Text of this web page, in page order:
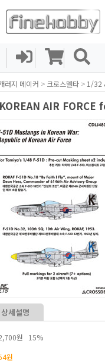
러지 메이커 > 크로스델타 > 1/32
AIR FORCE
상세설명
원 15%
원